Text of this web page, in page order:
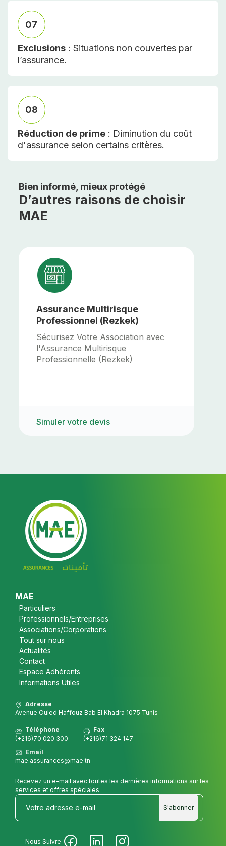
07
Exclusions : Situations non couvertes par
l’assurance.
08
Réduction de prime : Diminution du coût
d'assurance selon certains critères.
Bien informé, mieux protégé
D’autres raisons de choisir
MAE
Assurance Multirisque
Professionnel (Rezkek)
Sécurisez Votre Association avec
l'Assurance Multirisque
Professionnelle (Rezkek)
Simuler votre devis
Footer
MAE
Particuliers
Professionnels/Entreprises
Associations/Corporations
Tout sur nous
Actualités
Contact
Espace Adhérents
Informations Utiles
Adresse
Avenue Ouled Haffouz Bab El Khadra 1075 Tunis
Téléphone
(+216)70 020 300
Fax
(+216)71 324 147
Email
mae.assurances@mae.tn
Recevez un e-mail avec toutes les dernières informations sur les
services et offres spéciales
S'abonner
Nous Suivre